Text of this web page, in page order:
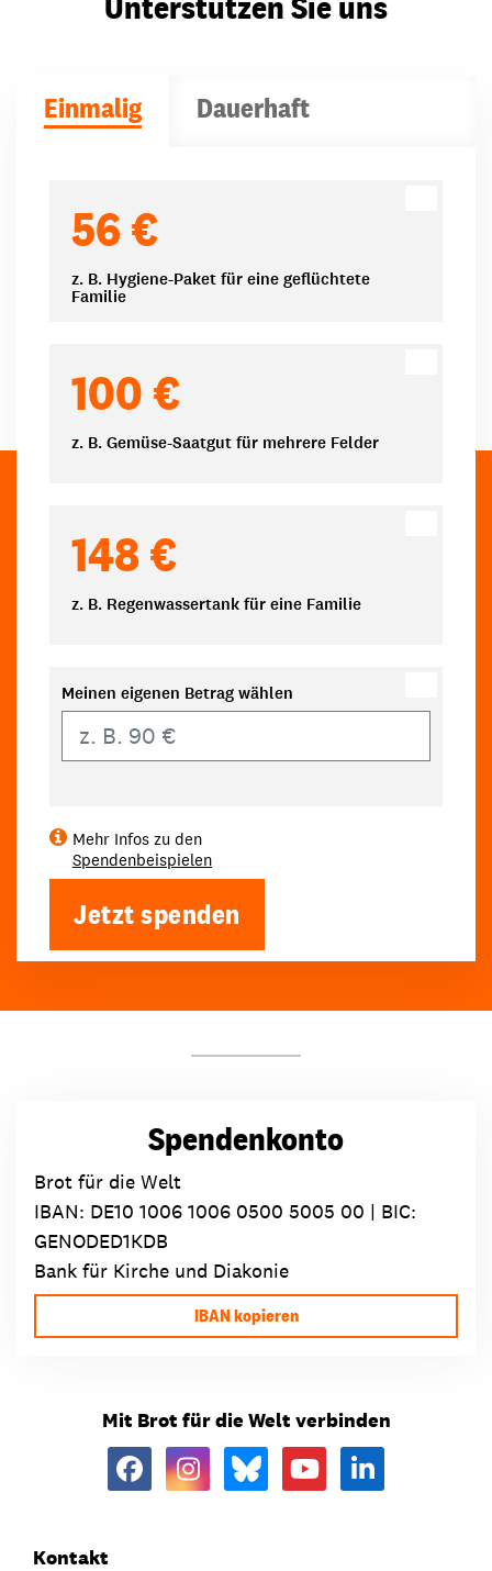
Einmalig Dauerhaft
56 €
z. B. Hygiene-Paket für eine geflüchtete
Familie
100 €
z. B. Gemüse-Saatgut für mehrere Felder
148 €
z. B. Regenwassertank für eine Familie
Meinen eigenen Betrag wählen
Mehr Infos zu den
Spendenbeispielen
Jetzt spenden
Spendenkonto
Brot für die Welt
IBAN: DE10 1006 1006 0500 5005 00 | BIC:
GENODED1KDB
Bank für Kirche und Diakonie
IBAN kopieren
Mit Brot für die Welt verbinden
Kontakt